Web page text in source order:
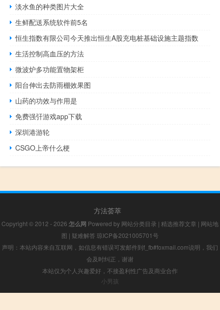
淡水鱼的种类图片大全
生鲜配送系统软件前5名
恒生指数有限公司今天推出恒生A股充电桩基础设施主题指数
生活控制高血压的方法
微波炉多功能置物架柜
阳台伸出去防雨棚效果图
山药的功效与作用是
免费强㢨游戏app下载
深圳港游轮
CSGO上帝什么梗
方法荟萃
Copyright © 2012 - 2026 怎么网 Powered by 网站分类目录 | 精选推荐文章 | 网站地
图 | 疑难解答 琼ICP备2021005701号
声明：本站内容来自互联网，如信息有错误可发邮件到f_fb#foxmail.com说明，我们
会及时纠正，谢谢
本站仅为个人兴趣爱好，不接盈利性广告及商业合作
小男孩